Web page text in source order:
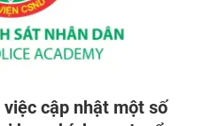
cập nhật một số